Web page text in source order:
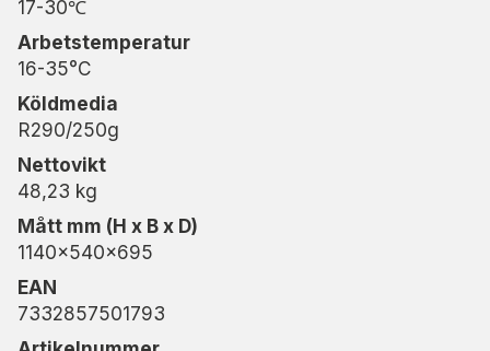
17-30℃
Arbetstemperatur
16-35°C
Köldmedia
R290/250g
Nettovikt
48,23 kg
Mått mm (H x B x D)
1140x540x695
EAN
7332857501793